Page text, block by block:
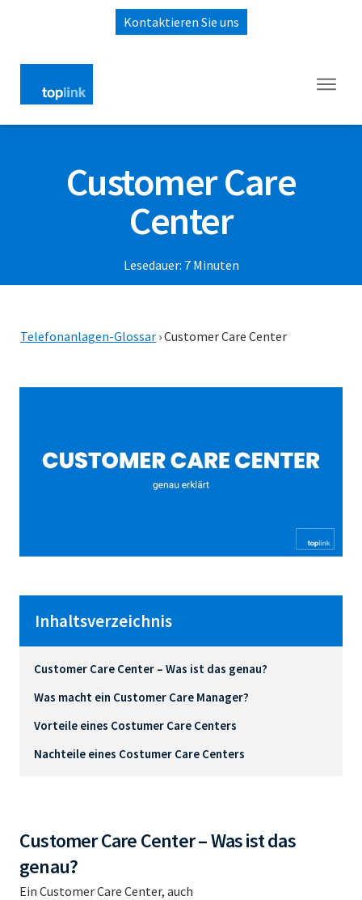
Kontaktieren Sie uns
Customer Care
Center
Lesedauer: 7Minuten
Telefonanlagen-Glossar ›Customer Care Center
Inhaltsverzeichnis
Customer Care Center – Was ist das genau?
Was macht ein Customer Care Manager?
Vorteile eines Costumer Care Centers
Nachteile eines Costumer Care Centers
Customer Care Center – Was ist das
genau?
Ein Customer Care Center, auch